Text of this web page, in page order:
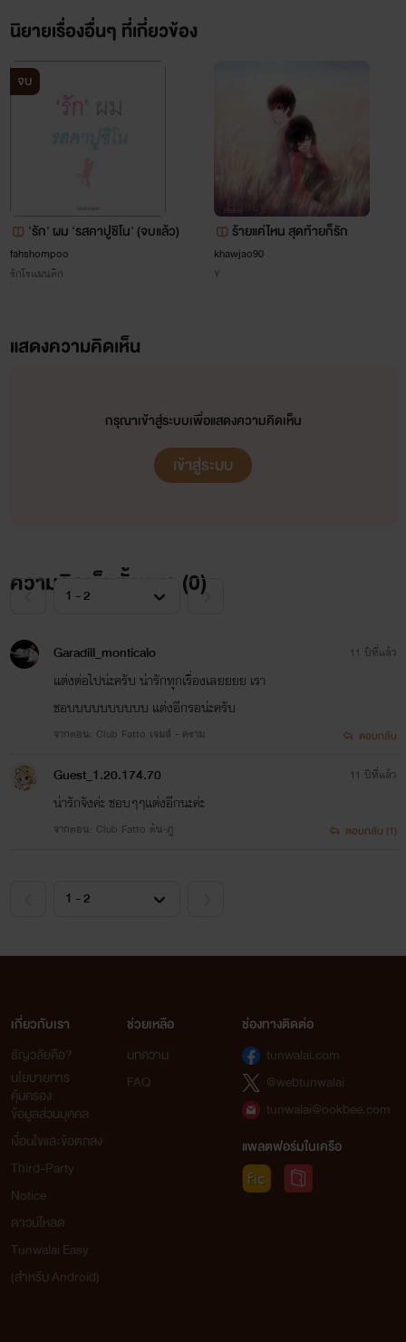
นิยายเรื่องอื่นๆ ที่เกี่ยวข้อง
จบ
'รัก' ผม 'รสคาปูชิโน' (จบแล้ว)
fahshompoo
รักโรแมนติก
ร้ายแค่ไหน สุดท้ายก็รัก
khawjao90
Y
แสดงความคิดเห็น
กรุณาเข้าสู่ระบบเพื่อแสดงความคิดเห็น
เข้าสู่ระบบ
ความคิดเห็นทั้งหมด (0)
Garadill_monticalo
แต่งต่อไปน่ะครับ น่ารักทุกเรื่องเลยยยย เรา
ชอบบบบบบบบบบ แต่งอีกรอน่ะครับ
จากตอน: Club Fatto เจมส์ - คราม
11 ปีที่แล้ว
ตอบกลับ
Guest_1.20.174.70
น่ารักจังค่ะ ชอบๆๆแต่งอีกนะค่ะ
จากตอน: Club Fatto ต้น-ภู
11 ปีที่แล้ว
ตอบกลับ (1)
เกี่ยวกับเรา
ธัญวลัยคือ?
นโยบายการ
คุ้มครอง
ข้อมูลส่วนบุคคล
เงื่อนไขและข้อตกลง
Third-Party
Notice
ดาวน์โหลด
Tunwalai Easy
(สำหรับ Android)
ช่วยเหลือ
บทความ
FAQ
ช่องทางติดต่อ
tunwalai.com
@webtunwalai
tunwalai@ookbee.com
แพลตฟอร์มในเครือ